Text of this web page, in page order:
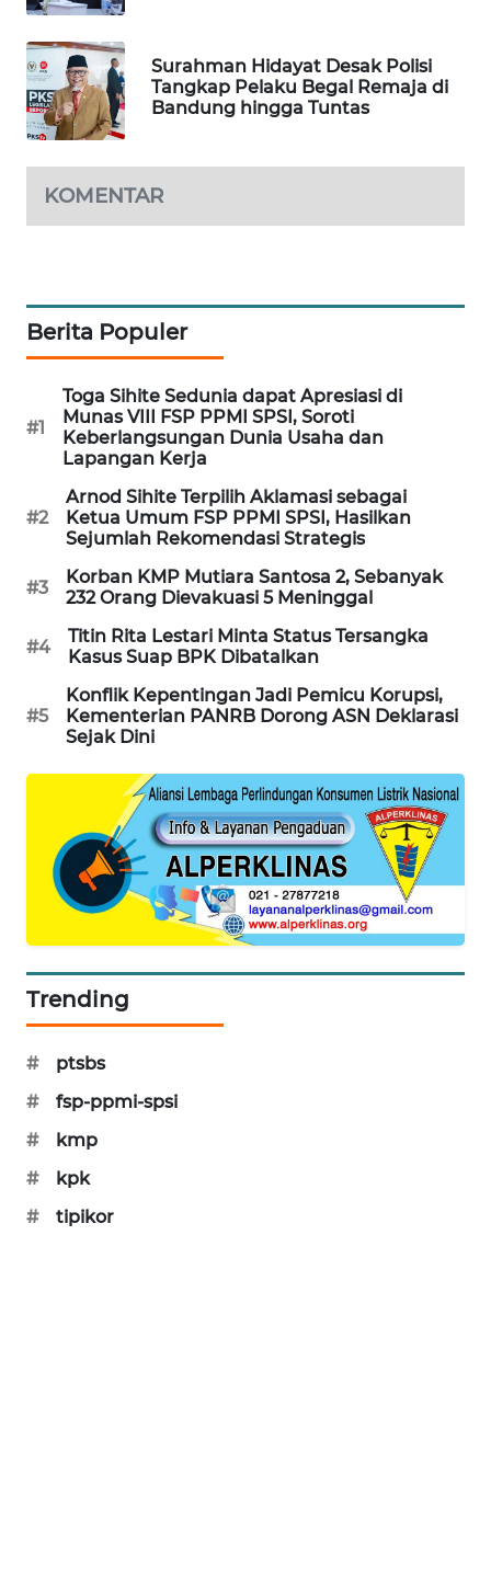
Surahman Hidayat Desak Polisi
Tangkap Pelaku Begal Remaja di
Bandung hingga Tuntas
KOMENTAR
Berita Populer
#1
Toga Sihite Sedunia dapat Apresiasi di
Munas VIII FSP PPMI SPSI, Soroti
Keberlangsungan Dunia Usaha dan
Lapangan Kerja
#2
Arnod Sihite Terpilih Aklamasi sebagai
Ketua Umum FSP PPMI SPSI, Hasilkan
Sejumlah Rekomendasi Strategis
#3
Korban KMP Mutiara Santosa 2, Sebanyak
232 Orang Dievakuasi 5 Meninggal
#4
Titin Rita Lestari Minta Status Tersangka
Kasus Suap BPK Dibatalkan
#5
Konflik Kepentingan Jadi Pemicu Korupsi,
Kementerian PANRB Dorong ASN Deklarasi
Sejak Dini
Trending
#
ptsbs
#
fsp-ppmi-spsi
#
kmp
#
kpk
#
tipikor
WAHANA
HEALTH
WAHANA
LAPAK
Wahana
Network
KONSUMEN
LISTRIK
MASYARAKAT
KELISTRIKAN
WALINKI
ID
MAWAKA
ID
MARTABAT
NET
MKLI
LKKI
KOPEKLIN
PORTAL
KONSUMEN
FORWAMKI